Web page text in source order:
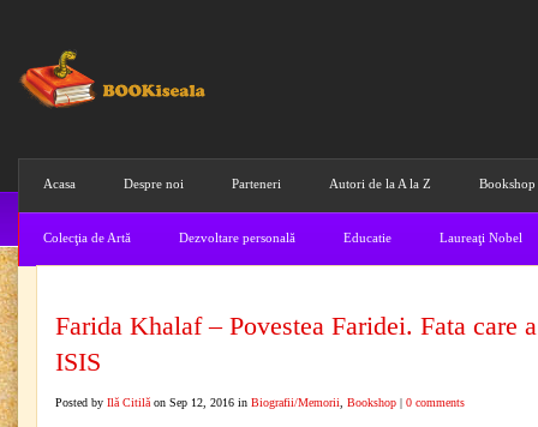
Acasa Despre noi Parteneri Autori de la A la Z Bookshop
Colecţia de Artă Dezvoltare personală Educatie Laureaţi Nobel
Farida Khalaf – Povestea Faridei. Fata care
ISIS
Posted by Ilă Citilă on Sep 12, 2016 in Biografii/Memorii Bookshop | 0 comments